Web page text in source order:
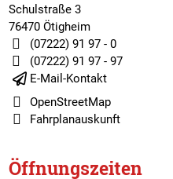
Schulstraße 3
76470 Ötigheim
(07222) 91 97 - 0
(07222) 91 97 - 97
E-Mail-Kontakt
OpenStreetMap
Fahrplanauskunft
Öffnungszeiten